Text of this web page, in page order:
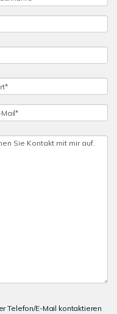
Telefon/E-Mail kontaktieren